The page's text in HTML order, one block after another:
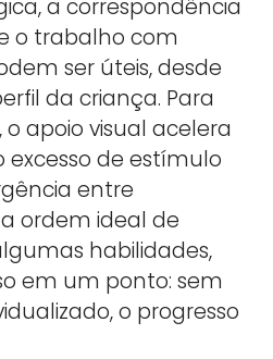
a correspondência
o trabalho com
ser úteis, desde
da criança. Para
apoio visual acelera
excesso de estímulo
entre
ordem ideal de
habilidades,
em um ponto: sem
o progresso